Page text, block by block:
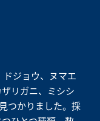
ジョウ、ヌマエ
リガニ、ミシシ
つかりました。採